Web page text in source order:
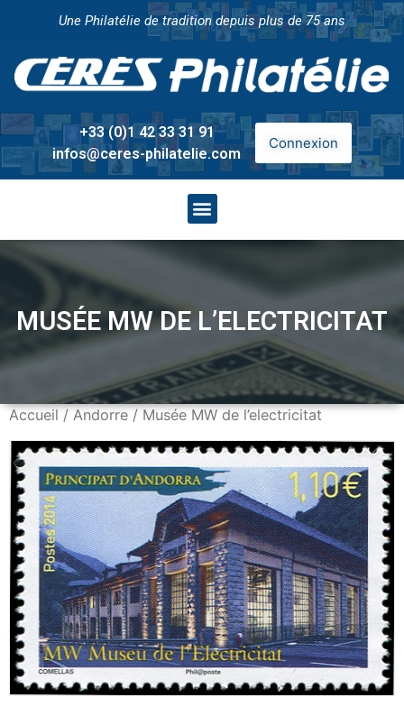
Une Philatélie de tradition depuis plus de 75 ans
+33 (0)1 42 33 31 91
infos@ceres-philatelie.com
Connexion
MUSÉE MW DE L’ELECTRICITAT
Accueil / Andorre / Musée MW de l’electricitat